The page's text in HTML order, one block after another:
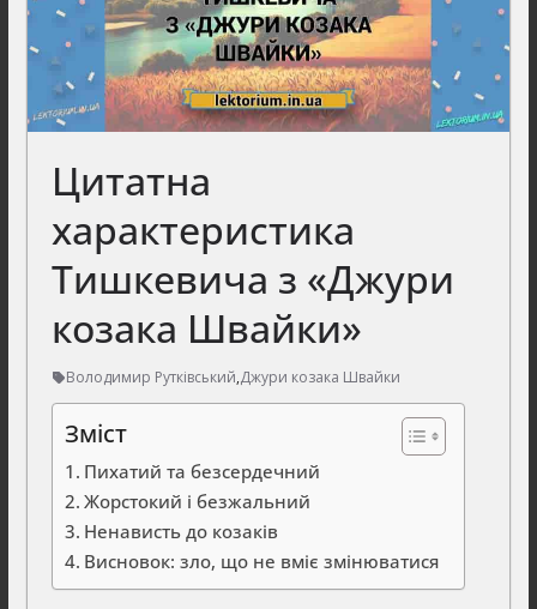
Цитатна
характеристика
Тишкевича з «Джури
козака Швайки»
Володимир Рутківський,Джури козака Швайки
Зміст
Пихатий та безсердечний
Жорстокий і безжальний
Ненависть до козаків
Висновок: зло, що не вміє змінюватися